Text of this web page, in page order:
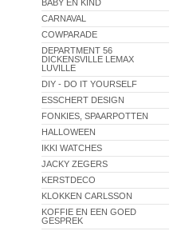
BABY EN KIND
CARNAVAL
COWPARADE
DEPARTMENT 56
DICKENSVILLE LEMAX
LUVILLE
DIY - DO IT YOURSELF
ESSCHERT DESIGN
FONKIES, SPAARPOTTEN
HALLOWEEN
IKKI WATCHES
JACKY ZEGERS
KERSTDECO
KLOKKEN CARLSSON
KOFFIE EN EEN GOED
GESPREK